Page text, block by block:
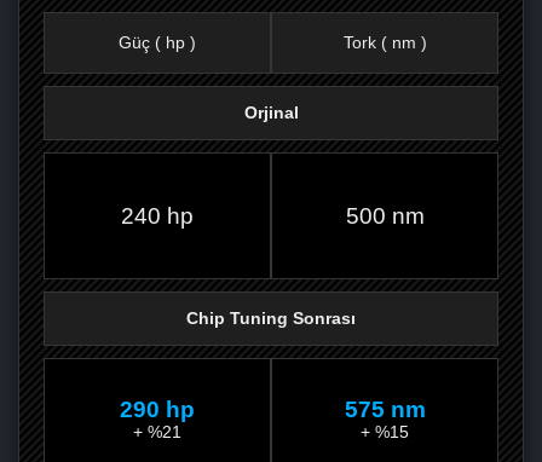
Güç ( hp ) Tork ( nm )
Orjinal
240 hp 500 nm
Chip Tuning Sonrası
290 hp
+ %21
575 nm
+ %15